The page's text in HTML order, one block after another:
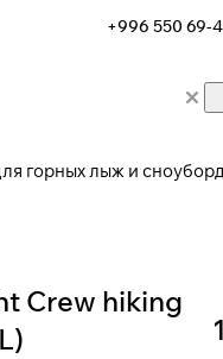
+996 550 69-
горных лыж и
Crew hiking